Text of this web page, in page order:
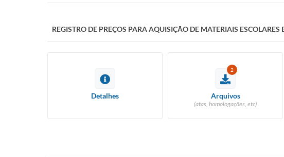
REGISTRO DE PREÇOS PARA AQUISIÇÃO DE MATERIAIS
Detalhes
2
Arquivos
(atas, homologações, etc)